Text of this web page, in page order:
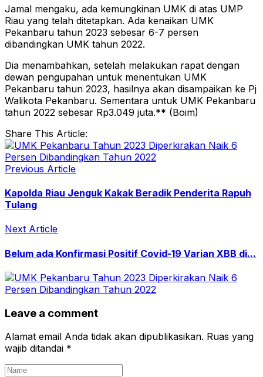
Jamal mengaku, ada kemungkinan UMK di atas UMP
Riau yang telah ditetapkan. Ada kenaikan UMK
Pekanbaru tahun 2023 sebesar 6-7 persen
dibandingkan UMK tahun 2022.
Dia menambahkan, setelah melakukan rapat dengan
dewan pengupahan untuk menentukan UMK
Pekanbaru tahun 2023, hasilnya akan disampaikan ke Pj
Walikota Pekanbaru. Sementara untuk UMK Pekanbaru
tahun 2022 sebesar Rp3.049 juta.** (Boim)
Share This Article:
Previous Article
Kapolda Riau Jenguk Kakak Beradik Penderita Rapuh
Tulang
Next Article
Belum ada Konfirmasi Positif Covid-19 Varian XBB di...
Leave a comment
Alamat email Anda tidak akan dipublikasikan. Ruas yang
wajib ditandai *